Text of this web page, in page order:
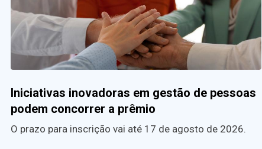
Iniciativas inovadoras em gestão de pessoas
podem concorrer a prêmio
O prazo para inscrição vai até 17 de agosto de 2026.